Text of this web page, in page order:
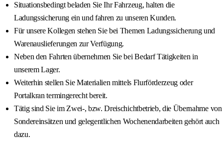
Situationsbedingt beladen Sie Ihr Fahrzeug, halten die
Ladungssicherung ein und fahren zu unseren Kunden.
Für unsere Kollegen stehen Sie bei Themen Ladungssicherung und
Warenauslieferungen zur Verfügung.
Neben den Fahrten übernehmen Sie bei Bedarf Tätigkeiten in
unserem Lager.
Weiterhin stellen Sie Materialien mittels Flurförderzeug oder
Portalkran termingerecht bereit.
Tätig sind Sie im Zwei-, bzw. Dreischichtbetrieb, die Übernahme von
Sondereinsätzen und gelegentlichen Wochenendarbeiten gehört auch
dazu.